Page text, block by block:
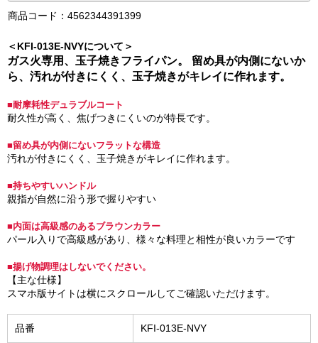
商品コード：4562344391399
＜KFI-013E-NVYについて＞
ガス火専用、玉子焼きフライパン。 留め具が内側にないか
ら、汚れが付きにくく、玉子焼きがキレイに作れます。
■耐摩耗性デュラブルコート
耐久性が高く、焦げつきにくいのが特長です。
■留め具が内側にないフラットな構造
汚れが付きにくく、玉子焼きがキレイに作れます。
■持ちやすいハンドル
親指が自然に沿う形で握りやすい
■内面は高級感のあるブラウンカラー
パール入りで高級感があり、様々な料理と相性が良いカラーです
■揚げ物調理はしないでください。
【主な仕様】
スマホ版サイトは横にスクロールしてご確認いただけます。
品番 KFI-013E-NVY